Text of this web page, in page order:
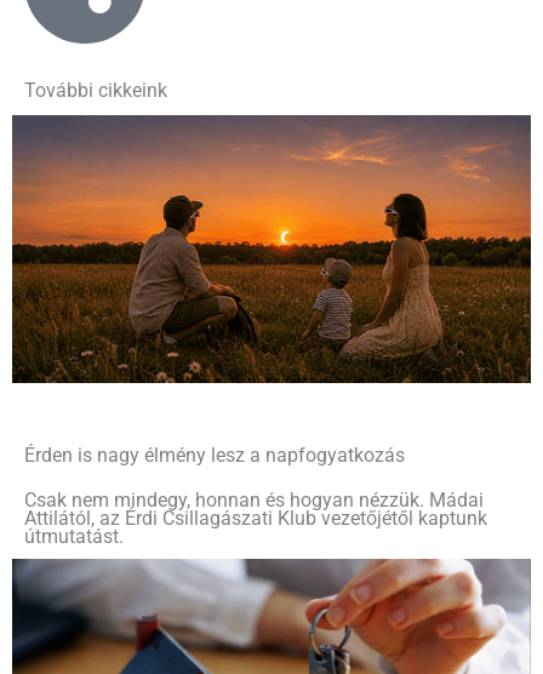
További cikkeink
Érden is nagy élmény lesz a napfogyatkozás
Csak nem mindegy, honnan és hogyan nézzük. Mádai
Attilától, az Érdi Csillagászati Klub vezetőjétől kaptunk
útmutatást.